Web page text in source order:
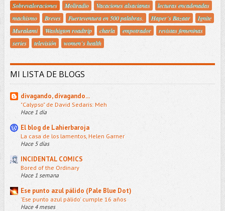
Sobrevaloraciones
Moliradio Vacaciones alsacianas
lecturas encadenadas
machismo
Breves Fuerteventura en 500 palabras. Haper´s Bazaar
Ignite
Murakami
Washigton roadtrip charla empotrador
revistas femeninas
series
televisión women´s health
MI LISTA DE BLOGS
divagando, divagando...
"Calypso" de David Sedaris: Meh
Hace 1 día
El blog de Lahierbaroja
La casa de los lamentos, Helen Garner
Hace 5 días
INCIDENTAL COMICS
Bored of the Ordinary
Hace 1 semana
Ese punto azul pálido (Pale Blue Dot)
'Ese punto azul pálido' cumple 16 años
Hace 4 meses